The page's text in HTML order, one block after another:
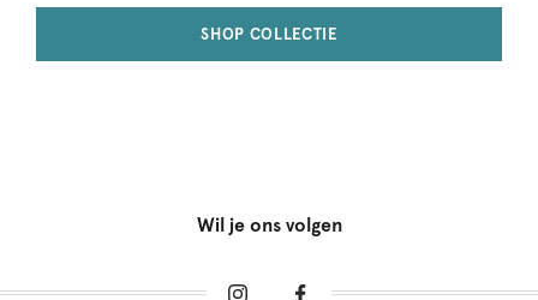
SHOP COLLECTIE
Wil je ons volgen